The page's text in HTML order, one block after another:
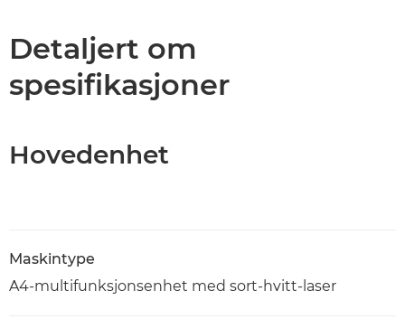
Detaljert om
spesifikasjoner
Hovedenhet
Maskintype
A4-multifunksjonsenhet med sort-hvitt-laser